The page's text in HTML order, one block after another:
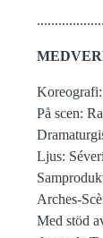
På scen:
Ljus:
Arches-
Med stöd